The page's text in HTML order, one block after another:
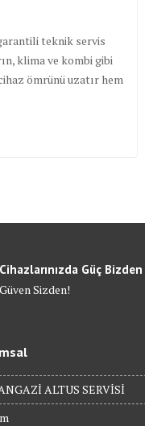
teknik servis
klima ve kombi gibi
ömrünü uzatır hem
Cihazlarınızda Güç Bizden
Güven Sizden!
ALTUS SERVİSİ